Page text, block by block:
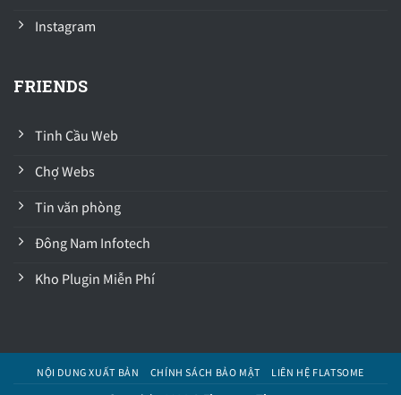
Instagram
FRIENDS
Tinh Cầu Web
Chợ Webs
Tin văn phòng
Đông Nam Infotech
Kho Plugin Miễn Phí
NỘI DUNG XUẤT BẢN CHÍNH SÁCH BẢO MẬT LIÊN HỆ FLATSOME